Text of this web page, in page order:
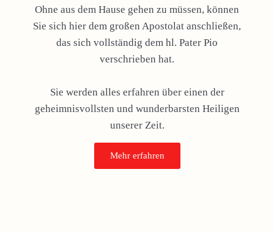
Ohne aus dem Hause gehen zu müssen, können
Sie sich hier dem großen Apostolat anschließen,
das sich vollständig dem hl. Pater Pio
verschrieben hat.
Sie werden alles erfahren über einen der
geheimnisvollsten und wunderbarsten Heiligen
unserer Zeit.
Mehr erfahren